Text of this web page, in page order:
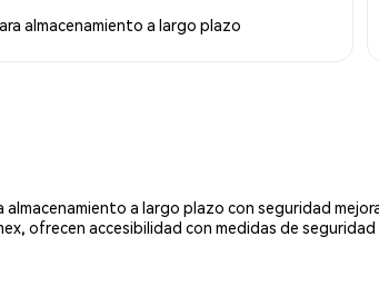
almacenamiento a largo plazo
a largo plazo con seguridad
ofrecen accesibilidad con medidas de